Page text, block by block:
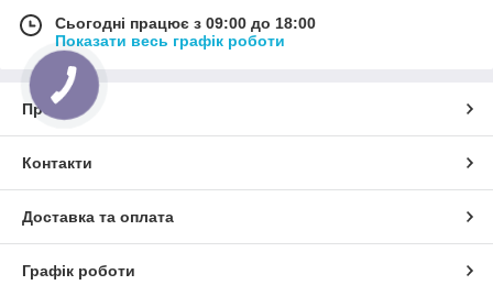
Сьогодні працює з 09:00 до 18:00
Показати весь графік роботи
Про нас
Контакти
Доставка та оплата
Графік роботи